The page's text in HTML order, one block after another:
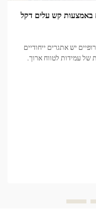
באמצעות קש עלים דקל
יש אתגרים ייחודיים
של עמידות לטווח ארוך.